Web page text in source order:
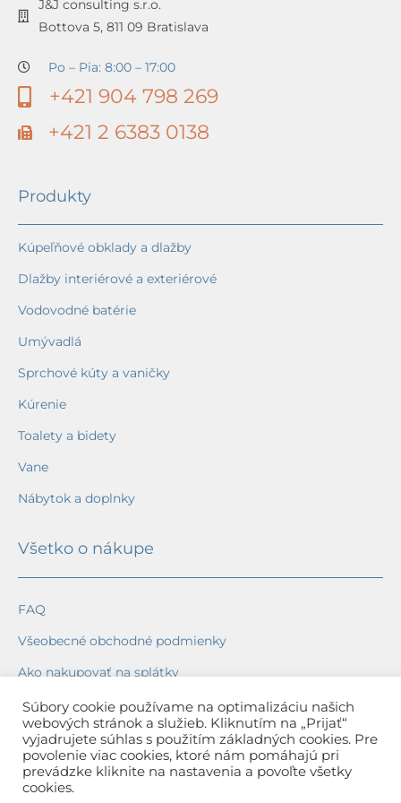
J&J consulting s.r.o.
Bottova 5, 811 09 Bratislava
Po – Pia: 8:00 – 17:00
+421 904 798 269
+421 2 6383 0138
Produkty
Kúpeľňové obklady a dlažby
Dlažby interiérové a exteriérové
Vodovodné batérie
Umývadlá
Sprchové kúty a vaničky
Kúrenie
Toalety a bidety
Vane
Nábytok a doplnky
Všetko o nákupe
FAQ
Všeobecné obchodné podmienky
Ako nakupovať na splátky
Ochrana osobných údajov
Reklamačný poriadok
Spôsob a cena dopravy
Súbory cookie používame na optimalizáciu našich
webových stránok a služieb. Kliknutím na „Prijať“
vyjadrujete súhlas s použitím základných cookies. Pre
povolenie viac cookies, ktoré nám pomáhajú pri
prevádzke kliknite na nastavenia a povoľte všetky
cookies.